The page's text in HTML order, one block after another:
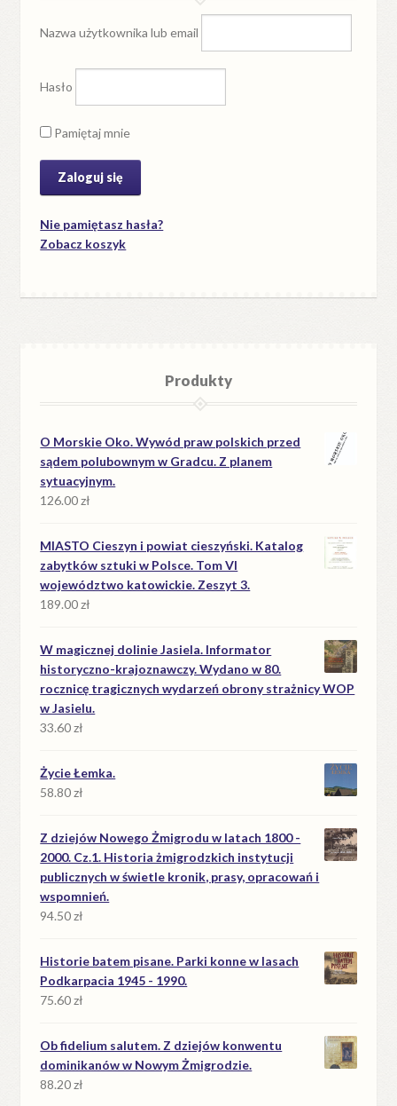
Nazwa użytkownika lub email
Hasło
Pamiętaj mnie
Nie pamiętasz hasła?
Zobacz koszyk
Produkty
O Morskie Oko. Wywód praw polskich przed
sądem polubownym w Gradcu. Z planem
sytuacyjnym.
126.00zł
MIASTO Cieszyn i powiat cieszyński. Katalog
zabytków sztuki w Polsce. Tom VI
województwo katowickie. Zeszyt 3.
189.00zł
W magicznej dolinie Jasiela. Informator
historyczno-krajoznawczy. Wydano w 80.
rocznicę tragicznych wydarzeń obrony strażnicy WOP
w Jasielu.
33.60zł
Życie Łemka.
58.80zł
Z dziejów Nowego Żmigrodu w latach 1800 -
2000. Cz.1. Historia żmigrodzkich instytucji
publicznych w świetle kronik, prasy, opracowań i
wspomnień.
94.50zł
Historie batem pisane. Parki konne w lasach
Podkarpacia 1945 - 1990.
75.60zł
Ob fidelium salutem. Z dziejów konwentu
dominikanów w Nowym Żmigrodzie.
88.20zł